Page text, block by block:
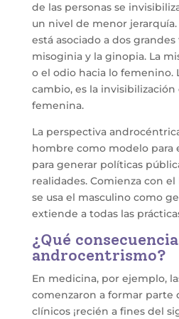
de las personas se
un nivel de menor
está asociado a dos
misoginia y la ginopia. La
o el odio hacia lo femenino.
cambio, es la
femenina.
La perspectiva
hombre como modelo para
para generar políticas
realidades. Comienza con el
se usa el masculino como
extiende a todas las
¿Qué
androcentrismo?
En medicina, por ejemplo,
comenzaron a formar parte
clínicos ¡recién a fines del